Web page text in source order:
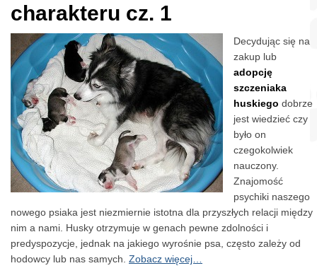
charakteru cz. 1
Decydując się na
zakup lub
adopcję
szczeniaka
huskiego dobrze
jest wiedzieć czy
było on
czegokolwiek
nauczony.
Znajomość
psychiki naszego
nowego psiaka jest niezmiernie istotna dla przyszłych relacji między
nim a nami. Husky otrzymuje w genach pewne zdolności i
predyspozycje, jednak na jakiego wyrośnie psa, często zależy od
hodowcy lub nas samych. Zobacz więcej…